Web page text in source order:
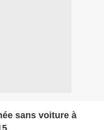
sans voiture à